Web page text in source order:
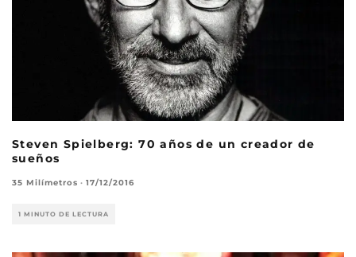
Steven Spielberg: 70 años de un creador de
sueños
35 Milímetros · 17/12/2016
1 MINUTO DE LECTURA